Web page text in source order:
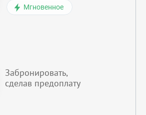
Мгновенное
Забронировать,
сделав предоплату